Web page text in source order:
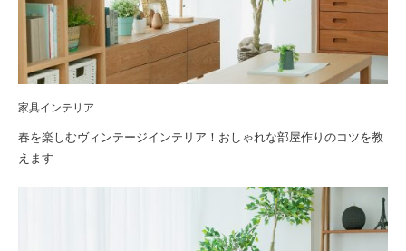
家具インテリア
春を楽しむヴィンテージインテリア！おしゃれな部屋作りのコツを教
えます